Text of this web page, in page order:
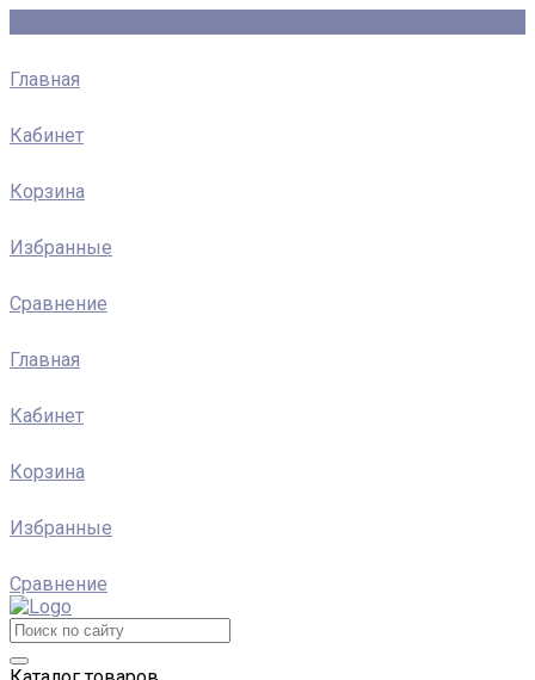
Главная
Кабинет
Корзина
Избранные
Сравнение
Главная
Кабинет
Корзина
Избранные
Сравнение